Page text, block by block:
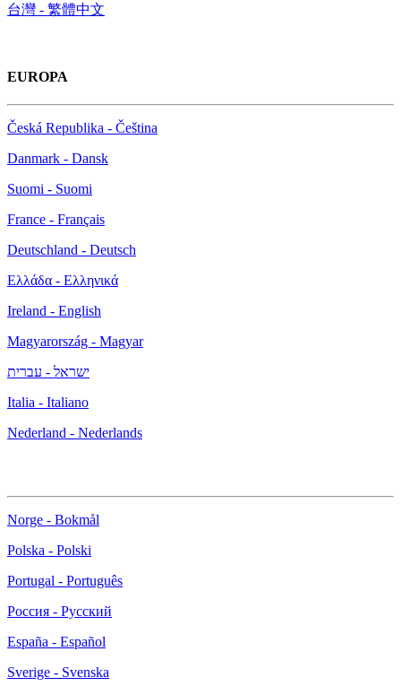
台灣 - 繁體中文
EUROPA
Česká Republika - Čeština
Danmark - Dansk
Suomi - Suomi
France - Français
Deutschland - Deutsch
Ελλάδα - Ελληνικά
Ireland - English
Magyarország - Magyar
ישראל - עברית
Italia - Italiano
Nederland - Nederlands
Norge - Bokmål
Polska - Polski
Portugal - Português
Россия - Русский
España - Español
Sverige - Svenska